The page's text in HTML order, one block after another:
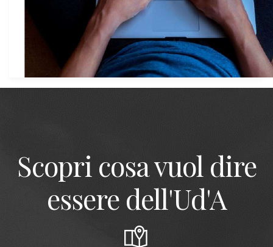
Scopri cosa vuol dire
essere dell'Ud'A